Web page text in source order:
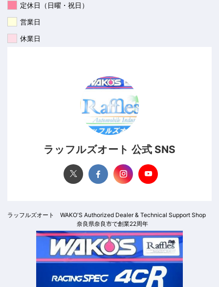
定休日（日曜・祝日）
営業日
休業日
ラッフルズオート 公式 SNS
ラッフルズオート WAKO'S Authorized Dealer & Technical Support Shop
奈良県奈良市で創業22周年